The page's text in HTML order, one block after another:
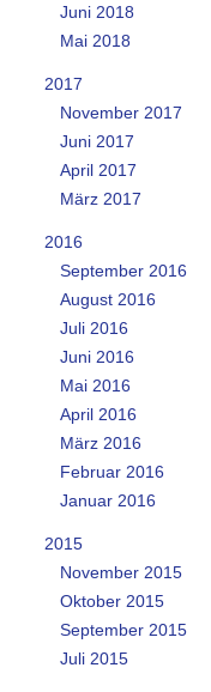
Juni 2018
Mai 2018
2017
November 2017
Juni 2017
April 2017
März 2017
2016
September 2016
August 2016
Juli 2016
Juni 2016
Mai 2016
April 2016
März 2016
Februar 2016
Januar 2016
2015
November 2015
Oktober 2015
September 2015
Juli 2015